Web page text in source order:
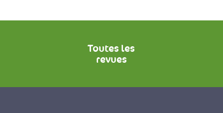
Toutes les
revues